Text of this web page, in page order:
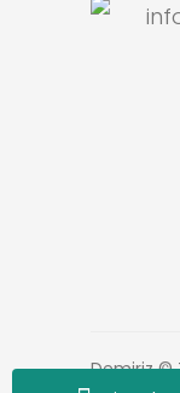
Demiriz ©